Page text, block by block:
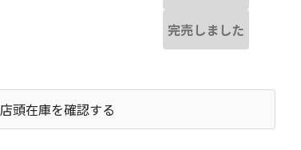
完売しました
店頭在庫を確認する